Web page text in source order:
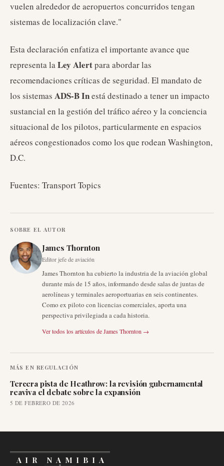
vuelen alrededor de aeropuertos concurridos tengan
sistemas de localización clave."
Esta declaración enfatiza el importante avance que
representa laLey Alertpara abordar las
recomendaciones críticas de seguridad. El mandato de
los sistemas ADS-B Inestá destinado a tener un impacto
sustancial en la gestión del tráfico aéreo y la conciencia
situacional de los pilotos, particularmente en espacios
aéreos congestionados como los que rodean Washington,
D.C.
Fuentes: Transport Topics
SOBRE EL AUTOR
James Thornton
Editor jefe de aviación
James Thornton ha cubierto la industria de la aviación global
durante más de 15 años, informando desde salas de juntas de
aerolíneas y terminales aeroportuarias en seis continentes.
Como ex piloto con licencias comerciales, aporta una
perspectiva privilegiada a cada historia.
Ver todos los artículos deJames Thornton →
MÁS EN REGULACIÓN
Tercera pista de Heathrow: la revisión gubernamental
reaviva el debate sobre la expansión
5 DE FEBRERO DE 2026
AIR NAMIBIA